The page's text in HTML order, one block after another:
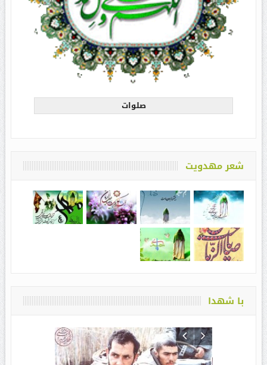
صلوات
شعر مهدویت
با شهدا